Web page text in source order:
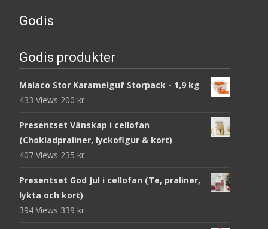
Godis
Godis produkter
Malaco Stor Karamelguf Storpack - 1,9 kg
433 Views 200 kr
Presentset Vänskap i cellofan
(Chokladpraliner, lyckofigur & kort)
407 Views 235 kr
Presentset God Jul i cellofan (Te, praliner,
lykta och kort)
394 Views 339 kr